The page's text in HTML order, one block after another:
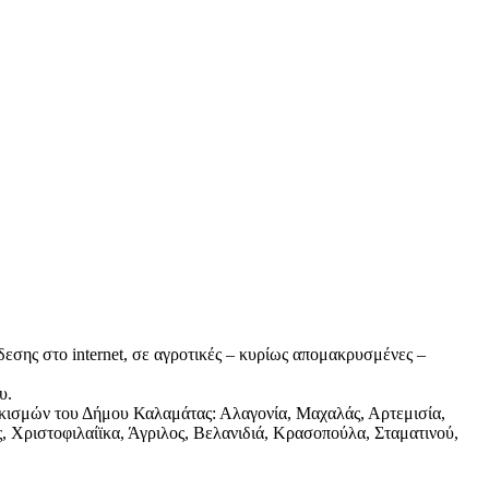
στο internet, σε αγροτικές – κυρίως απομακρυσμένες –
του Δήμου Καλαμάτας: Αλαγονία, Μαχαλάς, Αρτεμισία,
Άγριλος, Βελανιδιά, Κρασοπούλα, Σταματινού,